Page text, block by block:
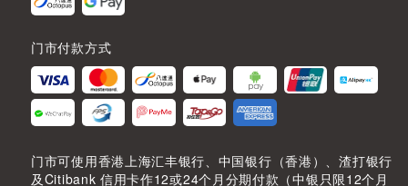
门市付款方式
门市可使用香港上海汇丰银行、中国银行（香港）、渣打银行
及Citibank 信用卡作12或24个月分期付款（中银只限12个月